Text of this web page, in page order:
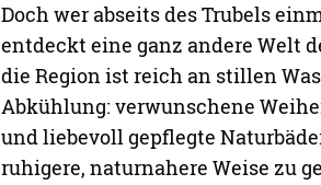
Doch wer abseits des Trubels
entdeckt eine ganz andere Welt
die Region ist reich an stillen
Abkühlung: verwunschene
und liebevoll gepflegte
ruhigere, naturnahere Weise zu